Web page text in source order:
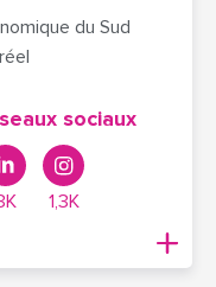
du Sud
sociaux
1,3K